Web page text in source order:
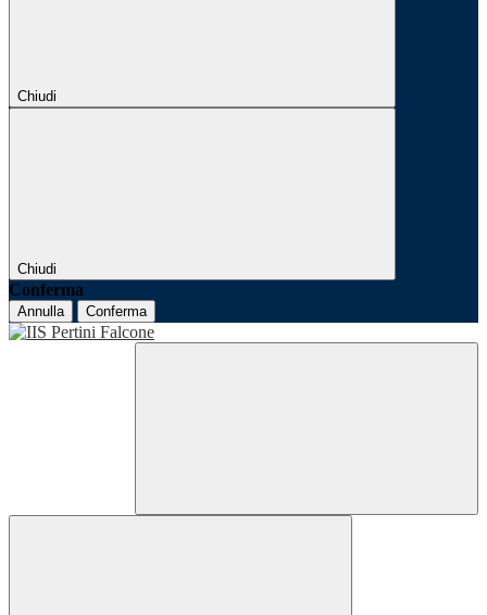
Chiudi
Chiudi
Conferma
Annulla Conferma